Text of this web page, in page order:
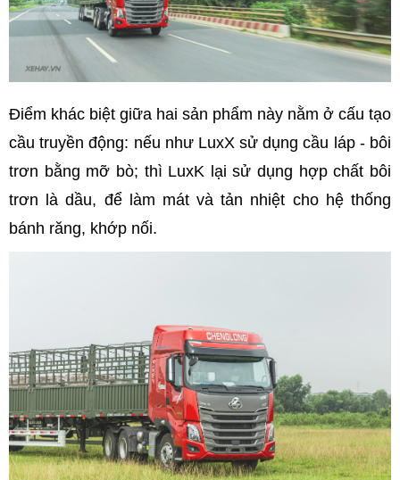
Điểm khác biệt giữa hai sản phẩm này nằm ở cấu tạo
cầu truyền động: nếu như LuxX sử dụng cầu láp - bôi
trơn bằng mỡ bò; thì LuxK lại sử dụng hợp chất bôi
trơn là dầu, để làm mát và tản nhiệt cho hệ thống
bánh răng, khớp nối.